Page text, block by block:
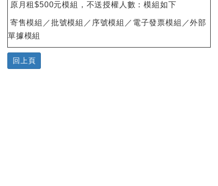
原月租$500元模組，不送授權人數：模組如下
寄售模組／批號模組／序號模組／電子發票模組／外部
單據模組
回上頁